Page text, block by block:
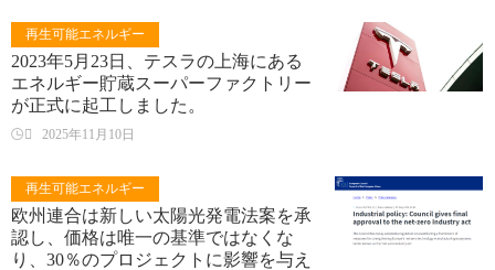
再生可能エネルギー
2023年5月23日、テスラの上海にある
エネルギー貯蔵スーパーファクトリー
が正式に起工しました。
 2025年11月10日
再生可能エネルギー
欧州連合は新しい太陽光発電法案を承
認し、価格は唯一の基準ではなくな
り、30％のプロジェクトに影響を与え